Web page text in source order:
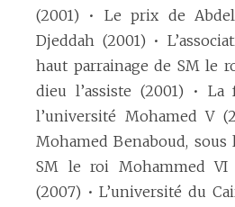
(2001) • Le prix de
Djeddah (2001) •
haut parrainage de SM le
dieu l’assiste (2001) •
l’université Mohamed V
Mohamed Benaboud, sous
SM le roi Mohammed
(2007) • L’université du